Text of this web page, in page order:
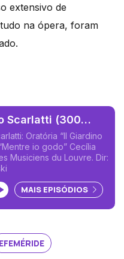
extensivo de
na ópera, foram
Scarlatti (300
Oratória “Il Giardino
io godo” Cecília
Musiciens du Louvre. Dir:
Ouvir podcast
MAIS EPISÓDIOS
EFEMÉRIDE